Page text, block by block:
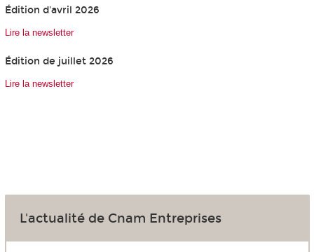
Édition d'avril 2026
Lire la newsletter
Édition de juillet 2026
Lire la newsletter
L'actualité de Cnam Entreprises